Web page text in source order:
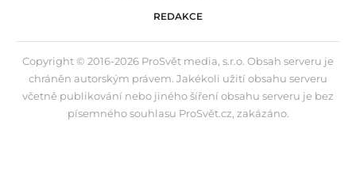
REDAKCE
Copyright © 2016-2026 ProSvět media, s.r.o. Obsah serveru je
chráněn autorským právem. Jakékoli užití obsahu serveru
včetně publikování nebo jiného šíření obsahu serveru je bez
písemného souhlasu ProSvět.cz, zakázáno.